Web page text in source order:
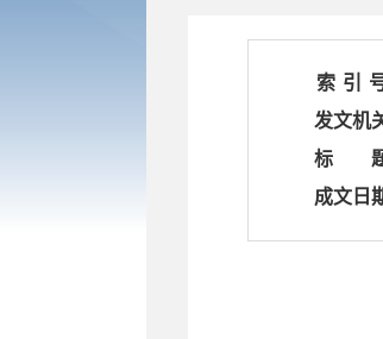
索 引
发文机
标 题
成文日